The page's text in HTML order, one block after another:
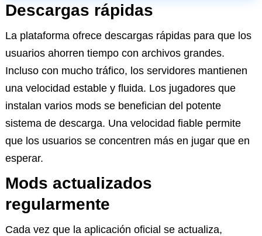
Descargas rápidas
La plataforma ofrece descargas rápidas para que los
usuarios ahorren tiempo con archivos grandes.
Incluso con mucho tráfico, los servidores mantienen
una velocidad estable y fluida. Los jugadores que
instalan varios mods se benefician del potente
sistema de descarga. Una velocidad fiable permite
que los usuarios se concentren más en jugar que en
esperar.
Mods actualizados
regularmente
Cada vez que la aplicación oficial se actualiza,